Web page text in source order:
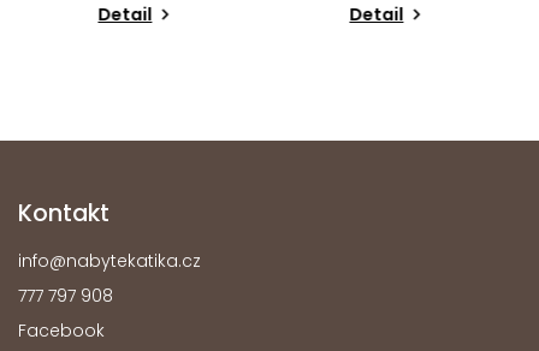
Kontakt
info@nabytekatika.cz
777 797 908
Facebook